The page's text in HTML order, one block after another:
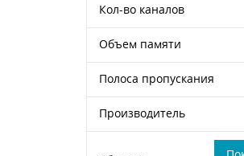
Кол-во каналов
Объем памяти
Полоса пропускания
Производитель